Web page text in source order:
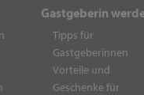
Gastgeberin
Tipps für
Gastgeberinnen
Vorteile und
Geschenke für